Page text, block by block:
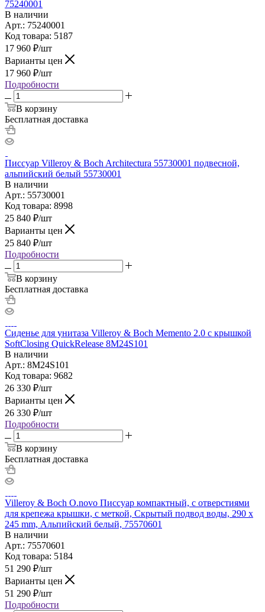
75240001
В наличии
Арт.: 75240001
Код товара: 5187
17 960 ₽/шт
Варианты цен
17 960 ₽/шт
Подробности
В корзину
Бесплатная доставка
Писсуар Villeroy & Boch Architectura 55730001 подвесной,
альпийский белый 55730001
В наличии
Арт.: 55730001
Код товара: 8998
25 840 ₽/шт
Варианты цен
25 840 ₽/шт
Подробности
В корзину
Бесплатная доставка
Сиденье для унитаза Villeroy & Boch Memento 2.0 с крышкой
SoftClosing QuickRelease 8M24S101
В наличии
Арт.: 8M24S101
Код товара: 9682
26 330 ₽/шт
Варианты цен
26 330 ₽/шт
Подробности
В корзину
Бесплатная доставка
Villeroy & Boch O.novo Писсуар компактный, с отверстиями
для крепежа крышки, с меткой, Скрытый подвод воды, 290 x
245 mm, Альпийский белый, 75570601
В наличии
Арт.: 75570601
Код товара: 5184
51 290 ₽/шт
Варианты цен
51 290 ₽/шт
Подробности